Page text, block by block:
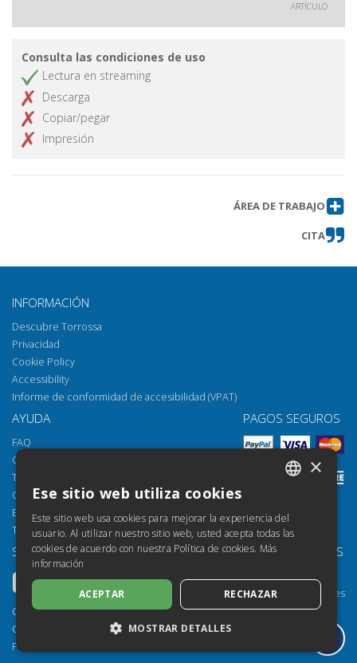
ARTÍCULO
Consulta las condiciones de uso
Lectura en streaming
Descarga
Copiar/pegar
Impresión
ÁREA DE TRABAJO
CITA
INFORMACIÓN
Descubre Torrossa
Privacidad
Cookie Policy
Accessibility
Informe de conformidad de accesibilidad (VPAT)
AYUDA
FAQ
Cómo abrir los archivos
Torrossa Reader
Opciones de acceso
Email: helpdesk@torrossa.com
Tel:
+39 055 5018800
PAGOS SEGUROS
SÍGUENOS
Copyright 2000-2026
Casalini Libri
P.IVA IT03106600483
NUESTROS RECURSOS
Torrossa para Instituciones
Torrossa Open
Library Services
ENGLISH
GERMAN
×
Ese sitio web utiliza cookies
Este sitio web usa cookies para mejorar la experiencia del
usuario. Al utilizar nuestro sitio web, usted acepta todas las
cookies de acuerdo con nuestra Política de cookies. Más
información
ACEPTAR RECHAZAR
MOSTRAR DETALLES